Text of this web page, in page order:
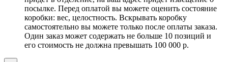
посылке. Перед оплатой вы можете оценить состояние
коробки: вес, целостность. Вскрывать коробку
самостоятельно вы можете только после оплаты заказа.
Один заказ может содержать не больше 10 позиций и
его стоимость не должна превышать 100 000 р.